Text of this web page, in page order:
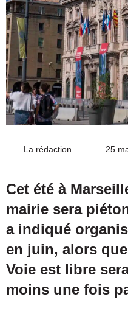
La rédaction
Envoyer
25
Cet été à
mairie sera
a indiqué
en juin, alors
Voie est libre
moins une fois